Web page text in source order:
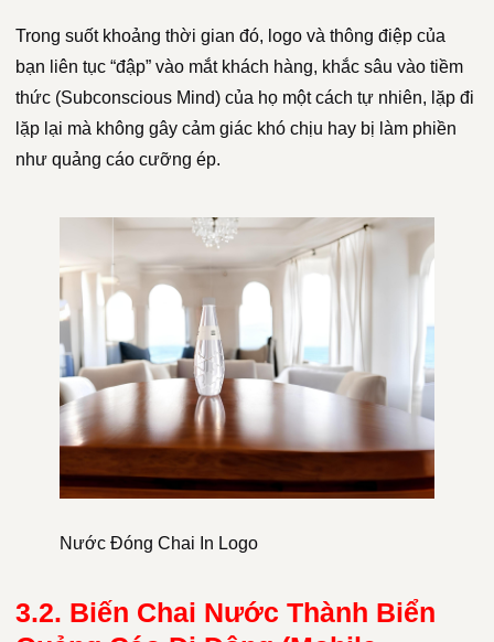
Trong suốt khoảng thời gian đó, logo và thông điệp của
bạn liên tục “đập” vào mắt khách hàng, khắc sâu vào tiềm
thức (Subconscious Mind) của họ một cách tự nhiên, lặp đi
lặp lại mà không gây cảm giác khó chịu hay bị làm phiền
như quảng cáo cưỡng ép.
Nước Đóng Chai In Logo
3.2. Biến Chai Nước Thành Biển